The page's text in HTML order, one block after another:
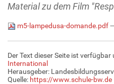
Material zu dem Film
m5-lampedusa-domande.pdf
Der Text dieser Seite ist verfügbar
International
Herausgeber:
Quelle: https://www.schule-bw.de